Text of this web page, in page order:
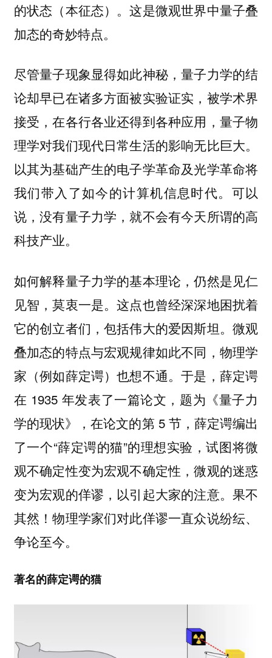
的状态（本征态）。这是微观世界中量子叠
加态的奇妙特点。
尽管量子现象显得如此神秘，量子力学的结
论却早已在诸多方面被实验证实，被学术界
接受，在各行各业还得到各种应用，量子物
理学对我们现代日常生活的影响无比巨大。
以其为基础产生的电子学革命及光学革命将
我们带入了如今的计算机信息时代。可以
说，没有量子力学，就不会有今天所谓的高
科技产业。
如何解释量子力学的基本理论，仍然是见仁
见智，莫衷一是。这点也曾经深深地困扰着
它的创立者们，包括伟大的爱因斯坦。微观
叠加态的特点与宏观规律如此不同，物理学
家（例如薛定谔）也想不通。于是，薛定谔
在 1935 年发表了一篇论文，题为《量子力
学的现状》，在论文的第 5 节，薛定谔编出
了一个“薛定谔的猫”的理想实验，试图将微
观不确定性变为宏观不确定性，微观的迷惑
变为宏观的佯谬，以引起大家的注意。果不
其然！物理学家们对此佯谬一直众说纷纭、
争论至今。
著名的薛定谔的猫